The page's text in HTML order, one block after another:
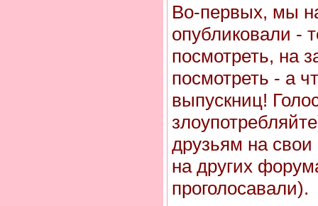
Во-первых, мы
опубликовали -
посмотреть, на
посмотреть - а
выпускниц!
друзьям на
на других
проголосавали).